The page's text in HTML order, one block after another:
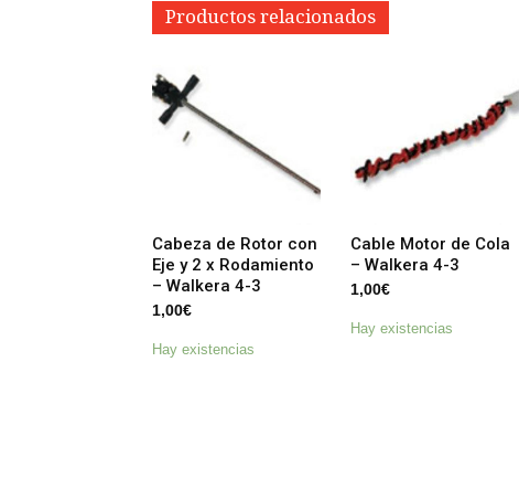
Productos relacionados
Cabeza de Rotor con
Eje y 2 x Rodamiento
– Walkera 4-3
1,00€
Hay existencias
Cable Motor de Cola
– Walkera 4-3
1,00€
Hay existencias